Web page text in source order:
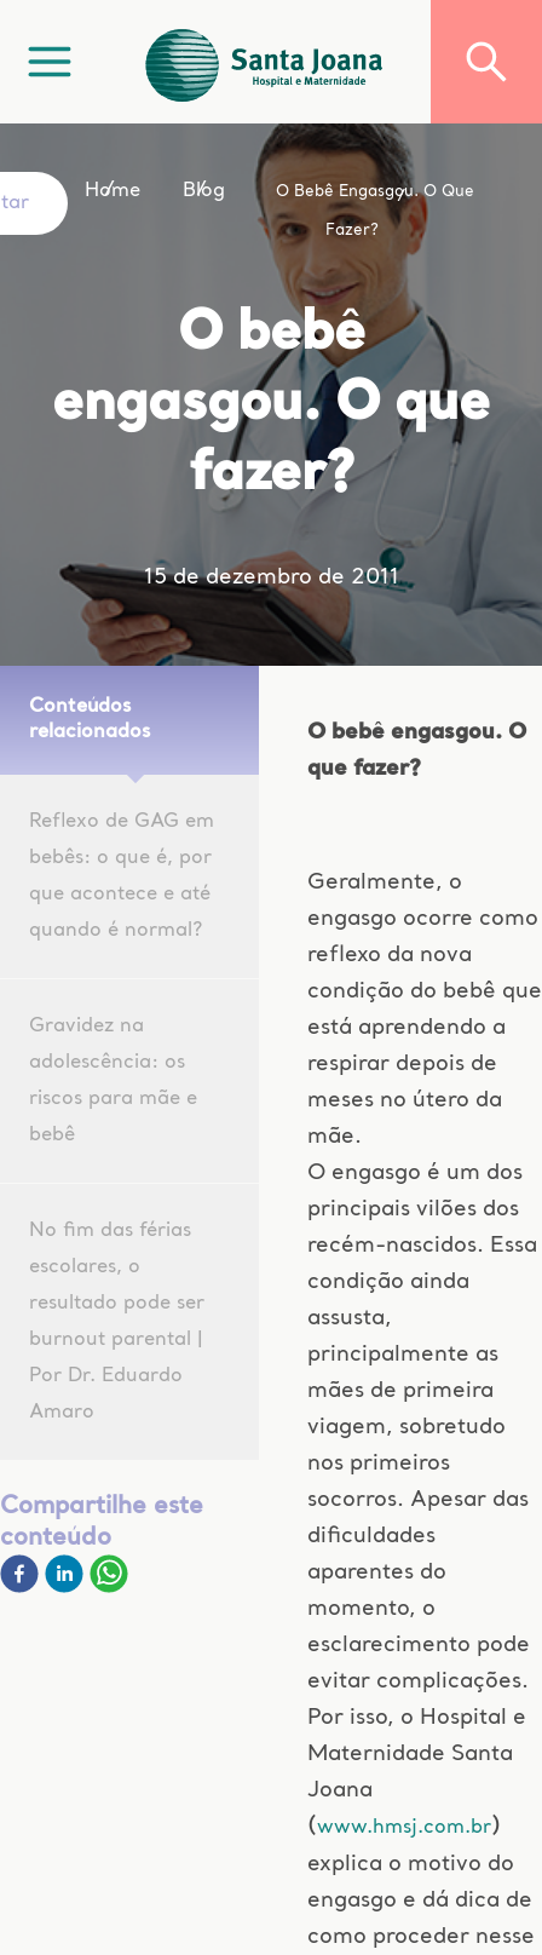
Home Blog O Bebê Engasgou. O Que
Fazer?
O bebê
engasgou. O que
fazer?
15 de dezembro de 2011
Conteúdos
relacionados
Reflexo de GAG em
bebês: o que é, por
que acontece e até
quando é normal?
Gravidez na
adolescência: os
riscos para mãe e
bebê
No fim das férias
escolares, o
resultado pode ser
burnout parental |
Por Dr. Eduardo
Amaro
Compartilhe este
conteúdo
O bebê engasgou. O
que fazer?
Geralmente, o
engasgo ocorre como
reflexo da nova
condição do bebê que
está aprendendo a
respirar depois de
meses no útero da
mãe.
O engasgo é um dos
principais vilões dos
recém-nascidos. Essa
condição ainda
assusta,
principalmente as
mães de primeira
viagem, sobretudo
nos primeiros
socorros. Apesar das
dificuldades
aparentes do
momento, o
esclarecimento pode
evitar complicações.
Por isso, o Hospital e
Maternidade Santa
Joana
(www.hmsj.com.br)
explica o motivo do
engasgo e dá dica de
como proceder nesse